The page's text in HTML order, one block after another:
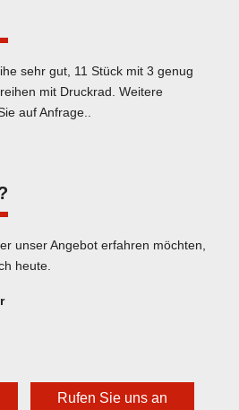
sehr gut, 11 Stück mit 3 genug
mit Druckrad. Weitere
auf Anfrage..
unser Angebot erfahren möchten,
heute.
Rufen Sie uns an